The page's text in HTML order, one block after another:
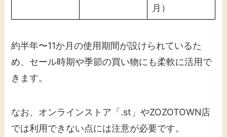
月）
約半年〜11か月の使用期間が設けられているた
め、セール時期や季節の買い物にも柔軟に活用で
きます。
なお、オンラインストア「.st」やZOZOTOWN店
では利用できない点には注意が必要です。